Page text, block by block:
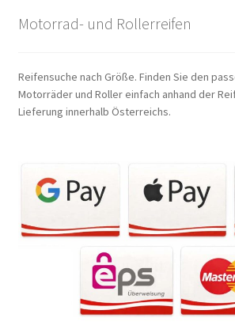
Motorrad- und Rollerreifen
Reifensuche nach Größe. Finden Sie den
Motorräder und Roller einfach anhand der
Lieferung innerhalb Österreichs.